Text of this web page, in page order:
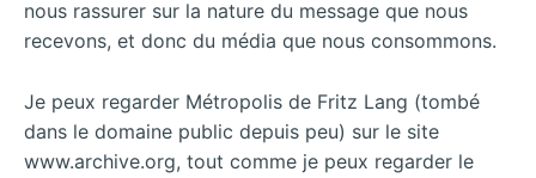
nous rassurer sur la nature du message que nous
recevons, et donc du média que nous consommons.
Je peux regarder Métropolis de Fritz Lang (tombé
dans le domaine public depuis peu) sur le site
www.archive.org, tout comme je peux regarder le